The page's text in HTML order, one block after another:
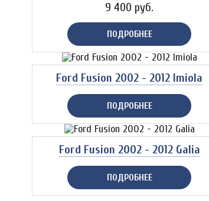
9 400 руб.
ПОДРОБНЕЕ
Ford Fusion 2002 - 2012 Imiola
ПОДРОБНЕЕ
Ford Fusion 2002 - 2012 Galia
ПОДРОБНЕЕ